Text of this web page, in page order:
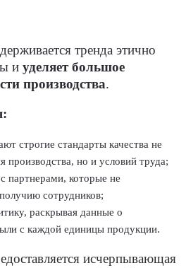
тренда этично
и уделяет большое
производства.
строгие стандарты качества не
производства, но и условий труда;
партнерами, которые не
сотрудников;
раскрывая данные о
с каждой единицы продукции.
исчерпывающая